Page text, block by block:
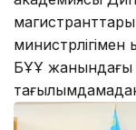
БҰҰ жанындағы